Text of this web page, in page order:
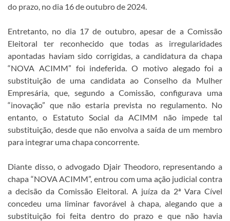
do prazo, no dia 16 de outubro de 2024.
Entretanto, no dia 17 de outubro, apesar de a Comissão
Eleitoral ter reconhecido que todas as irregularidades
apontadas haviam sido corrigidas, a candidatura da chapa
“NOVA ACIMM” foi indeferida. O motivo alegado foi a
substituição de uma candidata ao Conselho da Mulher
Empresária, que, segundo a Comissão, configurava uma
“inovação” que não estaria prevista no regulamento. No
entanto, o Estatuto Social da ACIMM não impede tal
substituição, desde que não envolva a saída de um membro
para integrar uma chapa concorrente.
Diante disso, o advogado Djair Theodoro, representando a
chapa “NOVA ACIMM”, entrou com uma ação judicial contra
a decisão da Comissão Eleitoral. A juíza da 2ª Vara Cível
concedeu uma liminar favorável à chapa, alegando que a
substituição foi feita dentro do prazo e que não havia